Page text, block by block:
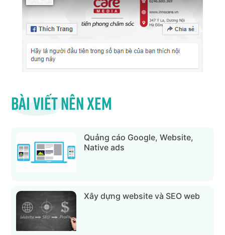
Bài viết nên xem
Quảng cáo Google, Website,
Native ads
Xây dựng website và SEO web